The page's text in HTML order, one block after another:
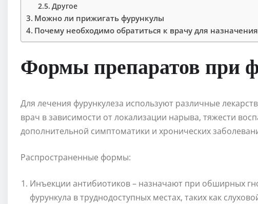
Другое
Можно ли прижигать фурункулы
Почему необходимо обратиться к врачу для
Формы препаратов при
Для лечения фурункулеза используют различные
врач в зависимости от локализации нарыва, тяжести
дополнительной симптоматики и хронических
Распространенные формы:
Инъекции антибиотиков – назначают при обширных
фурункула в труднодоступных местах, таких как